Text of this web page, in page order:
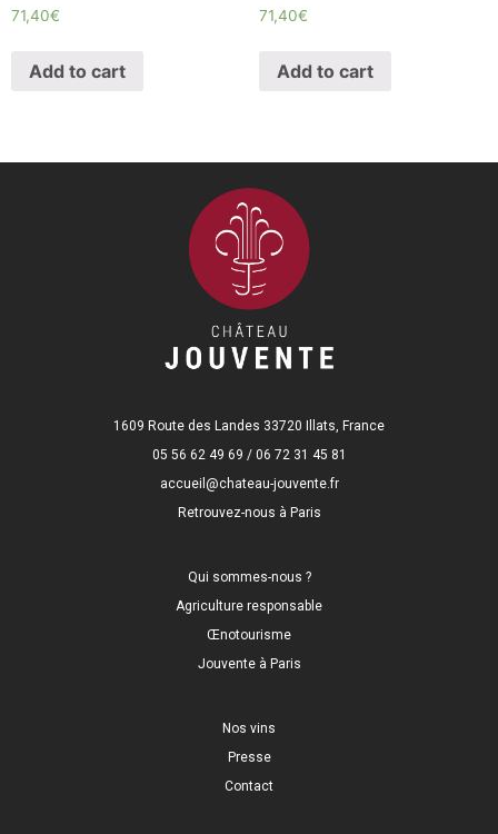
71,40€
Add to cart
71,40€
Add to cart
1609 Route des Landes 33720 Illats, France
05 56 62 49 69 / 06 72 31 45 81
accueil@chateau-jouvente.fr
Retrouvez-nous à Paris
Qui sommes-nous ?
Agriculture responsable
Œnotourisme
Jouvente à Paris
Nos vins
Presse
Contact